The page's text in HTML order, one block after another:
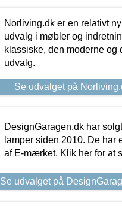
Norliving.dk er en relativt
udvalg i møbler og
klassiske, den moderne og
udvalg.
Se udvalget på
DesignGaragen.dk har
lamper siden 2010. De har
af E-mærket. Klik her for at
Se udvalget på